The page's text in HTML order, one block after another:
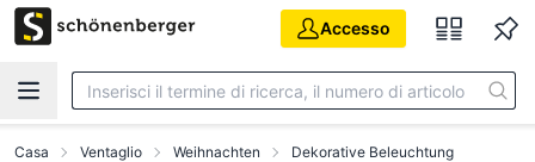
Vai al contenuto principale
Accesso
Casa Ventaglio Weihnachten Dekorative Beleuchtung